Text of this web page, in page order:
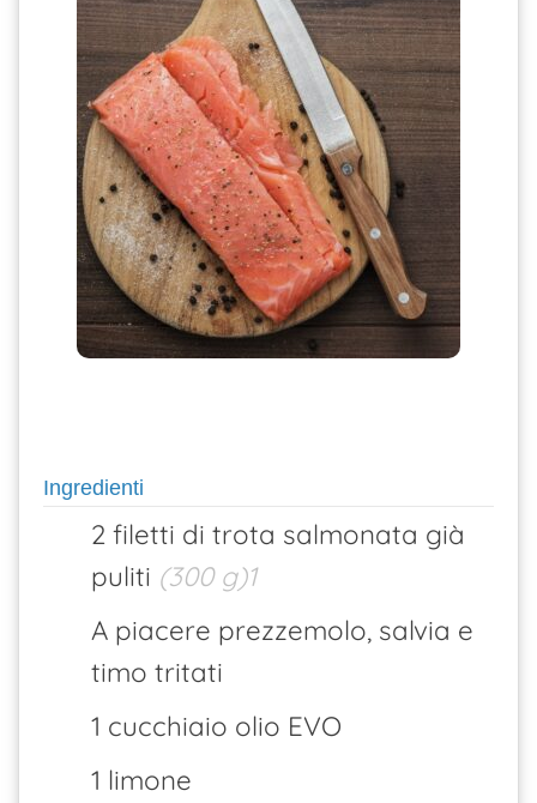
Ingredienti
2 filetti di trota salmonata già
puliti (300 g)1
A piacere prezzemolo, salvia e
timo tritati
1 cucchiaio olio EVO
1 limone